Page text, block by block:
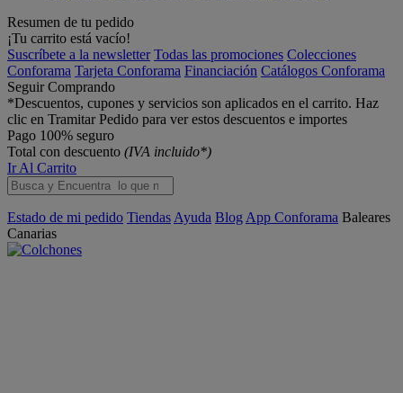
Resumen de tu pedido
¡Tu carrito está vacío!
Suscríbete a la newsletter Todas las promociones Colecciones
Conforama Tarjeta Conforama Financiación Catálogos Conforama
Seguir Comprando
*Descuentos, cupones y servicios son aplicados en el carrito. Haz
clic en Tramitar Pedido para ver estos descuentos e importes
Pago 100% seguro
Total con descuento (IVA incluido*)
Ir Al Carrito
Estado de mi pedido Tiendas Ayuda Blog App Conforama Baleares
Canarias